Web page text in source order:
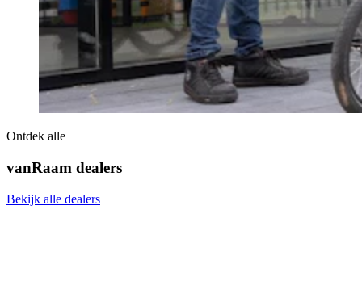
Ontdek alle
vanRaam dealers
Bekijk alle dealers